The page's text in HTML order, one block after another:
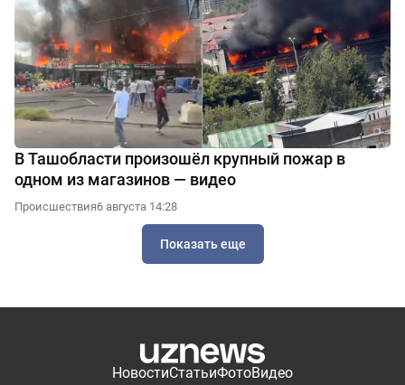
В Ташобласти произошёл крупный пожар в
одном из магазинов — видео
Происшествия6 августа 14:28
Показать еще
НовостиСтатьиФотоВидео